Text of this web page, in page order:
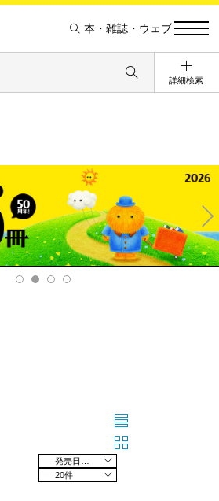
本・雑誌・ウェブ
詳細検索
Ne
xt
20件